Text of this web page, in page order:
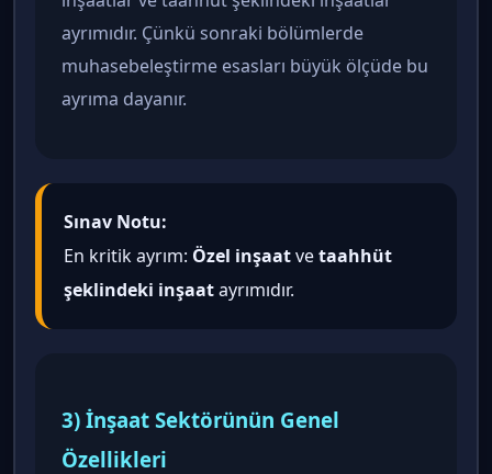
ayrımıdır. Çünkü sonraki bölümlerde
muhasebeleştirme esasları büyük ölçüde bu
ayrıma dayanır.
Sınav Notu:
En kritik ayrım: Özel inşaatvetaahhüt
şeklindeki inşaatayrımıdır.
3) İnşaat Sektörünün Genel
Özellikleri